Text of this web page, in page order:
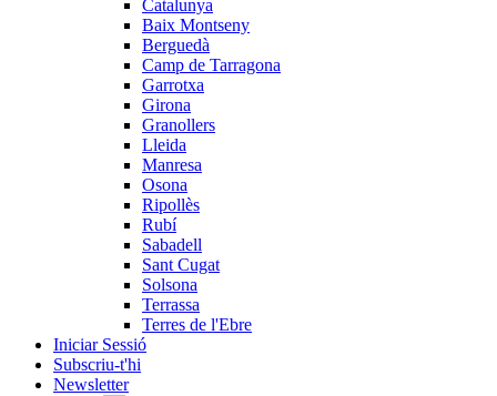
Catalunya
Baix Montseny
Berguedà
Camp de Tarragona
Garrotxa
Girona
Granollers
Lleida
Manresa
Osona
Ripollès
Rubí
Sabadell
Sant Cugat
Solsona
Terrassa
Terres de l'Ebre
Iniciar Sessió
Subscriu-t'hi
Newsletter